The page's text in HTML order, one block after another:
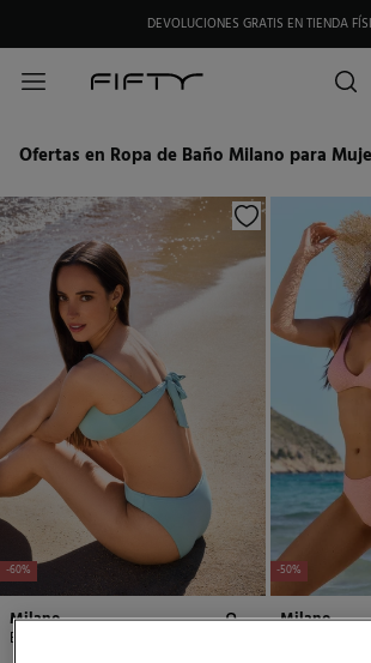
HAZTE SOCIO DE MY FIFTY CLUB Y RECIBE
Ofertas en Ropa de Baño Milano para
-60%
Milano
Braga bikini clásica lisa
-50%
Milano